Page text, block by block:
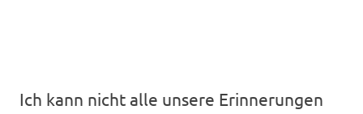
Ich kann nicht alle unsere Erinnerungen